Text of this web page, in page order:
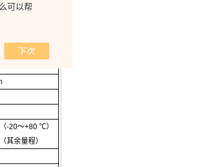
可以帮
（-20～+80℃）
（其余量程）